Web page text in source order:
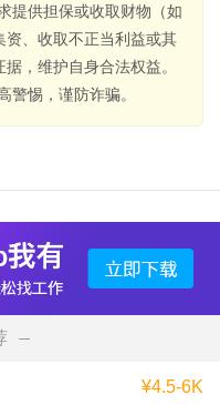
提供担保或收取财物（如
、收取不正当利益或其
，维护自身合法权益。
警惕，谨防诈骗。
¥4.5-6K